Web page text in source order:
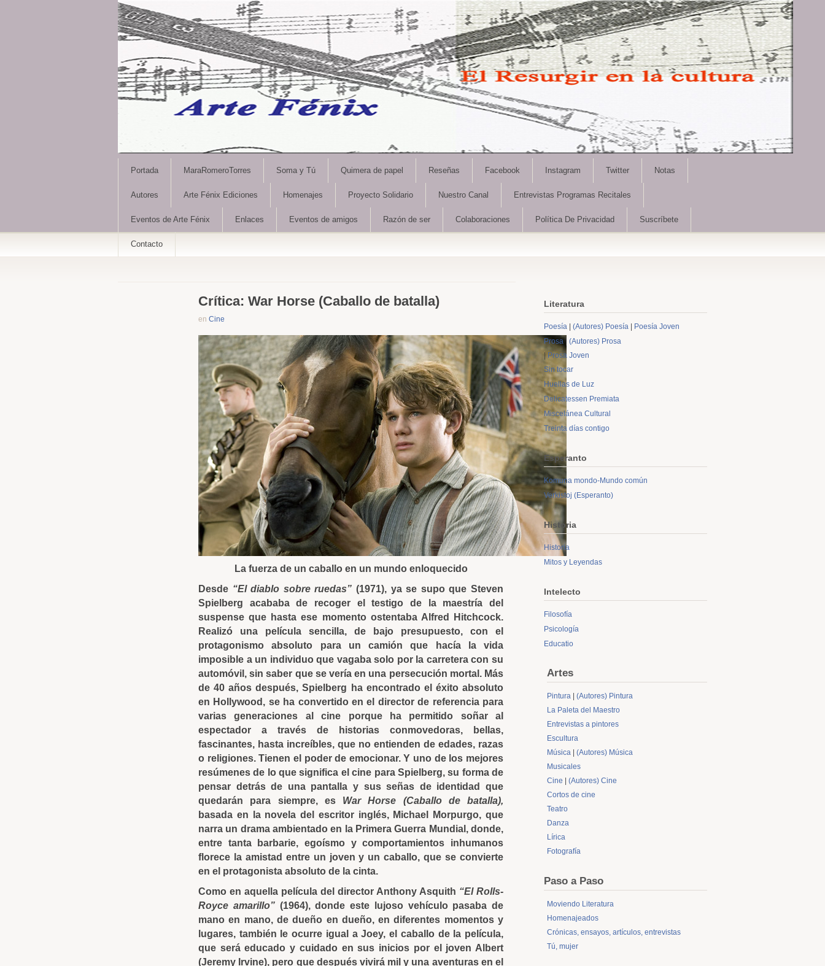
Portada MaraRomeroTorres Soma y Tú Quimera de papel Reseñas Facebook Instagram Twitter Notas
Autores Arte Fénix Ediciones Homenajes Proyecto Solidario Nuestro Canal Entrevistas Programas Recitales
Eventos de Arte Fénix Enlaces Eventos de amigos Razón de ser Colaboraciones Política De Privacidad Suscríbete
Contacto
Crítica: War Horse (Caballo de batalla)
en Cine
La fuerza de un caballo en un mundo enloquecido
Desde “El diablo sobre ruedas” (1971), ya se supo que Steven
Spielberg acababa de recoger el testigo de la maestría del
suspense que hasta ese momento ostentaba Alfred Hitchcock.
Realizó una película sencilla, de bajo presupuesto, con el
protagonismo absoluto para un camión que hacía la vida
imposible a un individuo que vagaba solo por la carretera con su
automóvil, sin saber que se vería en una persecución mortal. Más
de 40 años después, Spielberg ha encontrado el éxito absoluto
en Hollywood, se ha convertido en el director de referencia para
varias generaciones al cine porque ha permitido soñar al
espectador a través de historias conmovedoras, bellas,
fascinantes, hasta increíbles, que no entienden de edades, razas
o religiones. Tienen el poder de emocionar. Y uno de los mejores
resúmenes de lo que significa el cine para Spielberg, su forma de
pensar detrás de una pantalla y sus señas de identidad que
quedarán para siempre, es War Horse (Caballo de batalla),
basada en la novela del escritor inglés, Michael Morpurgo, que
narra un drama ambientado en la Primera Guerra Mundial, donde,
entre tanta barbarie, egoísmo y comportamientos inhumanos
florece la amistad entre un joven y un caballo, que se convierte
en el protagonista absoluto de la cinta.
Como en aquella película del director Anthony Asquith “El Rolls-
Royce amarillo”(1964), donde este lujoso vehículo pasaba de
mano en mano, de dueño en dueño, en diferentes momentos y
lugares, también le ocurre igual a Joey, el caballo de la película,
que será educado y cuidado en sus inicios por el joven Albert
(Jeremy Irvine), pero que después vivirá mil y una aventuras en el
Literatura
Poesía (Autores) Poesía
Poesía Joven
Prosa| (Autores) Prosa
Prosa Joven
Sin tocar
Huellas de Luz
Delicatessen Premiata
Miscelánea Cultural
Treinta días contigo
Esperanto
Komuna mondo-Mundo común
Verkistoj (Esperanto)
Historia
Historia
Mitos y Leyendas
Intelecto
Filosofía
Psicología
Educatio
Artes
Pintura
(Autores) Pintura
La Paleta del Maestro
Entrevistas a pintores
Escultura
Música
(Autores) Música
Musicales
Cine
(Autores) Cine
Cortos de cine
Teatro
Danza
Lírica
Fotografía
Paso a Paso
Moviendo Literatura
Homenajeados
Crónicas, ensayos, artículos, entrevistas
Tú, mujer